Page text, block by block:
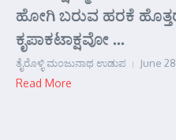
ಹೋಗಿ ಬರುವ ಹರಕೆ
ಕೃಪಾಕಟಾಕ್ಷವೋ ...
ತೈರೊಳ್ಳಿ ಮಂಜುನಾಥ ಉಡುಪ June
Read More